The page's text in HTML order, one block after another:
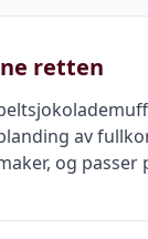
retten
av
og